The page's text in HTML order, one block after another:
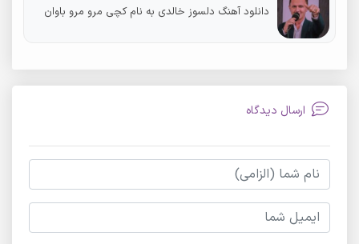
دانلود آهنگ دلسوز خالدی به نام کچی مرو مرو باوان
ارسال دیدگاه